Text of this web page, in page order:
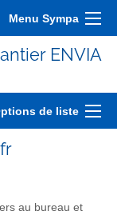
Menu Sympa
ENVIA
de liste
au bureau et